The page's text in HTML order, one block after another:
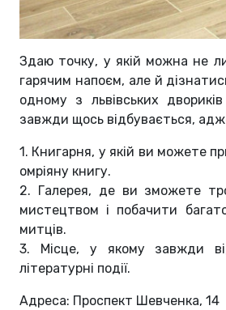
Здаю точку, у якій можна не
гарячим напоєм, але й
одному з львівських
завжди щось відбувається,
1. Книгарня, у якій ви можете
омріяну книгу.
2. Галерея, де ви зможете
мистецтвом і побачити
митців.
3. Mісце, у якому завжди
літературні події.
Адреса: Проспект Шевченка, 14